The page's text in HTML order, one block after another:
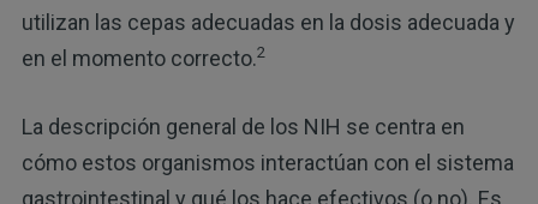
utilizan las cepas adecuadas en la dosis adecuada y
en el momento correcto.2
La descripción general de los NIH se centra en
cómo estos organismos interactúan con el sistema
gastrointestinal y qué los hace efectivos (o no). Es